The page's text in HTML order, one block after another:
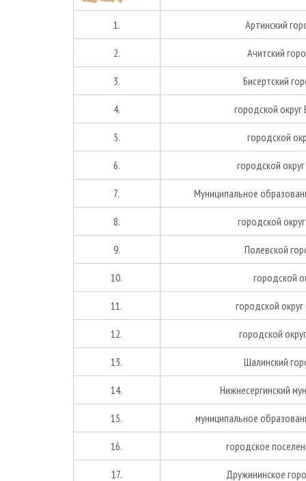
1. Артинский
2. Ачитский
3. Бисертский
4. городской
5. городской
6. городской
7. Муниципальное
8. городской
9. Полевской
10. городской
11. городской
12. городской
13. Шалинский
14. Нижнесергинский
15. муниципальное
16. городское
17. Дружининское